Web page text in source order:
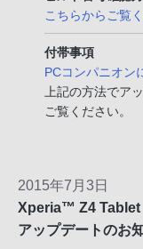
こちらからご覧
付帯事項
PCコンパニオン
上記の方法でア
ご覧ください。
2015年7月3日
Xperia™ Z4 Tablet
アップデートのお